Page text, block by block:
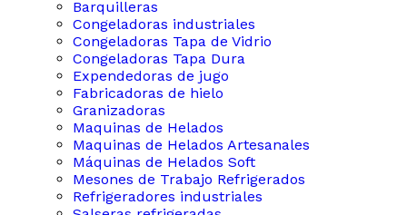
Barquilleras
Congeladoras industriales
Congeladoras Tapa de Vidrio
Congeladoras Tapa Dura
Expendedoras de jugo
Fabricadoras de hielo
Granizadoras
Maquinas de Helados
Maquinas de Helados Artesanales
Máquinas de Helados Soft
Mesones de Trabajo Refrigerados
Refrigeradores industriales